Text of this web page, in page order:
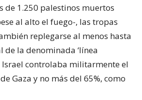
de 1.250 palestinos muertos
al alto el fuego-, las tropas
replegarse al menos hasta
la denominada ‘línea
Israel controlaba militarmente el
Gaza y no más del 65%, como